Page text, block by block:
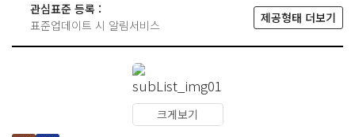
관심표준 등록 :
표준업데이트 시 알림서비스
제공형태 더보기
크게보기